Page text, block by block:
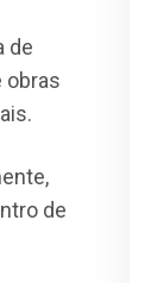
de
obras
de